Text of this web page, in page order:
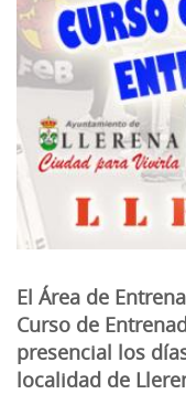
El Área de
Curso de
presencial los
localidad de